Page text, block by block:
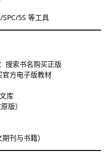
5S 等工具
搜索书名购买正版
方电子版教材
库
版）
刊与书籍）